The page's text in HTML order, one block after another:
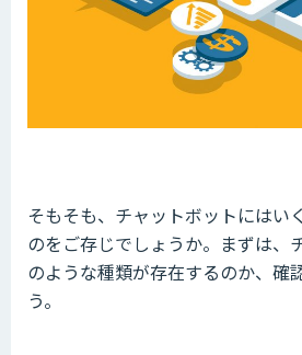
そもそも、チャットボットにはい
のをご存じでしょうか。まずは、
のような種類が存在するのか、確
う。